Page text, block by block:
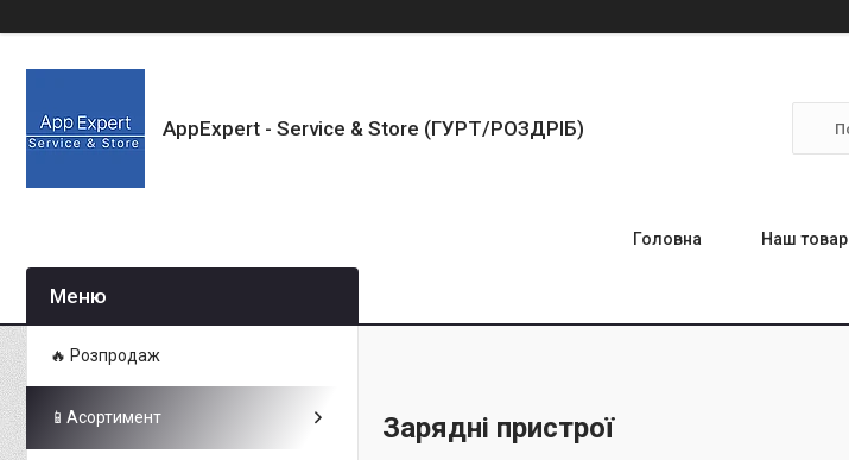
AppExpert - Service & Store (ГУРТ/РОЗДРІБ)
Головна Наш товар
Зарядні пристрої
🔥 Розпродаж
📱Асортимент